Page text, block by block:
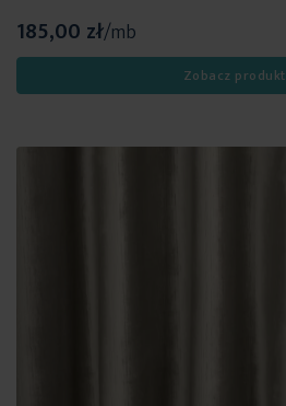
185,00 zł/mb
Zobacz produkt